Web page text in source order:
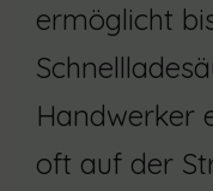
ermöglicht
Handwerker
oft auf der